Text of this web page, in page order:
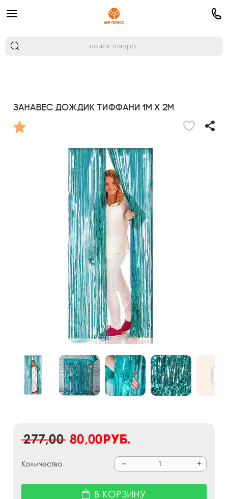
Занавес Дождик Тиффани 1м х 2м
277,00 80,00руб.
Количество
В КОРЗИНУ